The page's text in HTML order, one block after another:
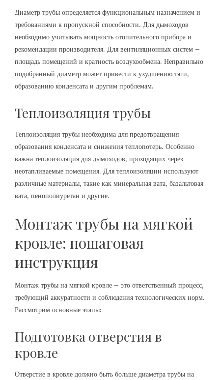
Диаметр трубы определяется функциональным назначением и
требованиями к пропускной способности. Для дымоходов
необходимо учитывать мощность отопительного прибора и
рекомендации производителя. Для вентиляционных систем –
площадь помещений и кратность воздухообмена. Неправильно
подобранный диаметр может привести к ухудшению тяги,
образованию конденсата и другим проблемам.
Теплоизоляция трубы
Теплоизоляция трубы необходима для предотвращения
образования конденсата и снижения теплопотерь. Особенно
важна теплоизоляция для дымоходов, проходящих через
неотапливаемые помещения. Для теплоизоляции используют
различные материалы, такие как минеральная вата, базальтовая
вата, пенополиуретан и другие.
Монтаж трубы на мягкой
кровле: пошаговая
инструкция
Монтаж трубы на мягкой кровле – это ответственный процесс,
требующий аккуратности и соблюдения технологических норм.
Рассмотрим основные этапы:
Подготовка отверстия в
кровле
Отверстие в кровле должно быть больше диаметра трубы на